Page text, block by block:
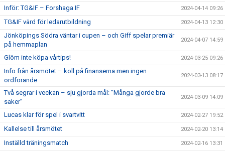
Inför: TG&IF – Forshaga IF 2024-04-14 09:26
TG&IF värd för ledarutbildning 2024-04-13 12:30
Jönköpings Södra väntar i cupen – och Giff spelar premiär
på hemmaplan
2024-04-07 14:59
Glöm inte köpa vårtips! 2024-03-25 09:26
Info från årsmötet – koll på finanserna men ingen
ordförande
2024-03-13 08:17
Två segrar i veckan – sju gjorda mål: ”Många gjorde bra
saker”
2024-03-09 14:09
Lucas klar för spel i svartvitt 2024-02-27 19:52
Kallelse till årsmötet 2024-02-20 13:14
Inställd träningsmatch 2024-02-16 13:31